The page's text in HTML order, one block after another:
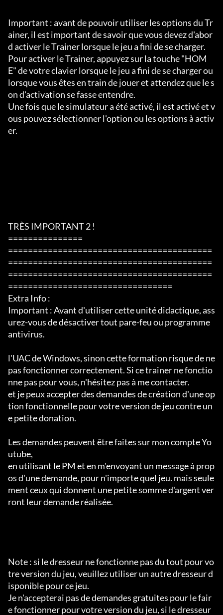
Important : avant de pouvoir utiliser les options du Tr
ainer, il est important de savoir que vous devez d'abor
d activer le Trainer lorsque le jeu a fini de se charger.
Pour activer le Trainer, appuyez sur la touche "HOM
E" de votre clavier lorsque le jeu a fini de se charger ou
lorsque vous êtes en train de jouer et attendez que le s
on d'activation se fasse entendre.
Une fois que le simulateur a été activé, il est activé et v
ous pouvez sélectionner l'option ou les options à activ
er.
TRÈS IMPORTANT 2 !
===============
=========================================
=========================================
=========================================
=================================
Extra Info :
Important : Avant d'utiliser cette unité didactique, ass
urez-vous de désactiver tout pare-feu ou programme
antivirus.
l'UAC de Windows, sinon cette formation risque de ne
pas fonctionner correctement. Si ce trainer ne fonctio
nne pas pour vous, n'hésitez pas à me contacter.
et je peux accepter des demandes de création d'une op
tion fonctionnelle pour votre version de jeu contre un
e petite donation.
Les demandes peuvent être faites sur mon compte Yo
utube,
en utilisant le PM et en m'envoyant un message à prop
os d'une demande, pour n'importe quel jeu. mais seule
ment ceux qui donnent une petite somme d'argent ver
ront leur demande réalisée.
Note : si le dresseur ne fonctionne pas du tout pour vo
tre version du jeu, veuillez utiliser un autre dresseur d
isponible pour ce jeu.
Je n'accepterai pas de demandes gratuites pour le fair
e fonctionner pour votre version du jeu, si le dresseur